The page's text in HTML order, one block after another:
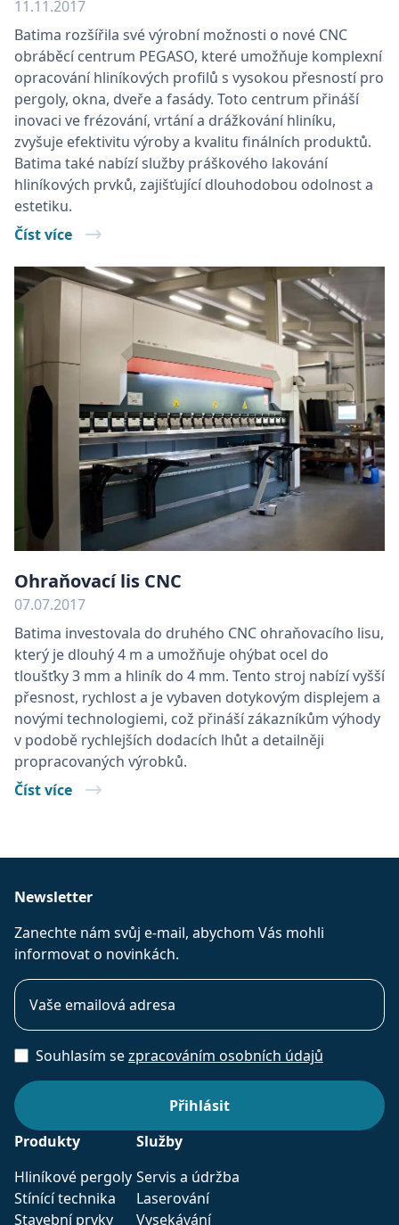
11.11.2017
Batima rozšířila své výrobní možnosti o nové CNC
obráběcí centrum PEGASO, které umožňuje komplexní
opracování hliníkových profilů s vysokou přesností pro
pergoly, okna, dveře a fasády. Toto centrum přináší
inovaci ve frézování, vrtání a drážkování hliníku,
zvyšuje efektivitu výroby a kvalitu finálních produktů.
Batima také nabízí služby práškového lakování
hliníkových prvků, zajišťující dlouhodobou odolnost a
estetiku.
Číst více
Ohraňovací lis CNC
07.07.2017
Batima investovala do druhého CNC ohraňovacího lisu,
který je dlouhý 4 m a umožňuje ohýbat ocel do
tloušťky 3 mm a hliník do 4 mm. Tento stroj nabízí vyšší
přesnost, rychlost a je vybaven dotykovým displejem a
novými technologiemi, což přináší zákazníkům výhody
v podobě rychlejších dodacích lhůt a detailněji
propracovaných výrobků.
Číst více
Newsletter
Zanechte nám svůj e-mail, abychom Vás mohli
informovat o novinkách.
Souhlasím sezpracováním osobních údajů
Produkty
Hliníkové pergoly
Stínící technika
Stavební prvky
Služby
Servis a údržba
Laserování
Vysekávání